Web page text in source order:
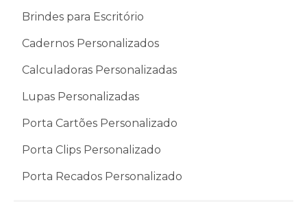
Brindes para Escritório
Cadernos Personalizados
Calculadoras Personalizadas
Lupas Personalizadas
Porta Cartões Personalizado
Porta Clips Personalizado
Porta Recados Personalizado